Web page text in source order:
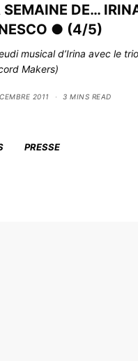
SEMAINE DE…
● (4/5)
musical d’Irina avec le
Makers)
2011 3 MINS READ
PRESSE